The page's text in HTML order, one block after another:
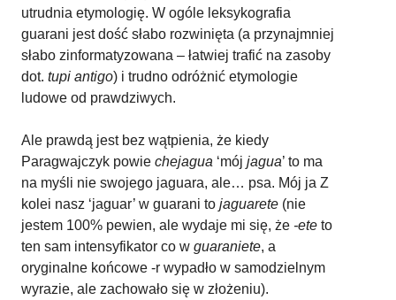
utrudnia etymologię. W ogóle leksykografia
guarani jest dość słabo rozwinięta (a przynajmniej
słabo zinformatyzowana – łatwiej trafić na zasoby
dot. tupi antigo) i trudno odróżnić etymologie
ludowe od prawdziwych.
Ale prawdą jest bez wątpienia, że kiedy
Paragwajczyk powie chejagua ‘mój jagua’ to ma
na myśli nie swojego jaguara, ale… psa. Mój ja Z
kolei nasz ‘jaguar’ w guarani to jaguarete (nie
jestem 100% pewien, ale wydaje mi się, że -ete to
ten sam intensyfikator co w guaraniete, a
oryginalne końcowe -r wypadło w samodzielnym
wyrazie, ale zachowało się w złożeniu).